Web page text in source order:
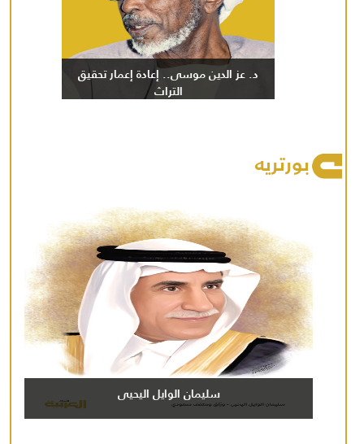
د. عز الدين موسى.. إعادة إعمار تحقيق
التراث
بورتريه
سليمان الوايل اليحيى